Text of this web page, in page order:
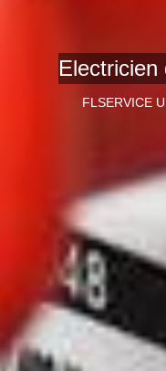
Electricien
FLSERVICE